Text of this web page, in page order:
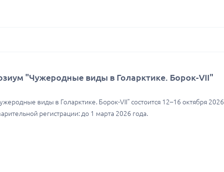
"Чужеродные виды в Голарктике. Борок-VII"
виды в Голарктике. Борок-VII" состоится 12–16 октября 2026
регистрации: до 1 марта 2026 года.